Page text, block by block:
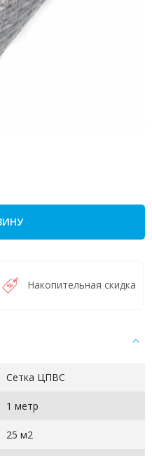
Накопительная скидка
Сетка ЦПВС
1 метр
25 м2